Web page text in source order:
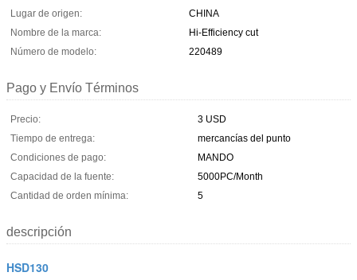
Lugar de origen:
CHINA
Nombre de la marca:
Hi-Efficiency cut
Número de modelo:
220489
Pago y Envío Términos
Precio:
3 USD
Tiempo de entrega:
mercancías del punto
Condiciones de pago:
MANDO
Capacidad de la fuente:
5000PC/Month
Cantidad de orden mínima:
5
descripción
HSD130